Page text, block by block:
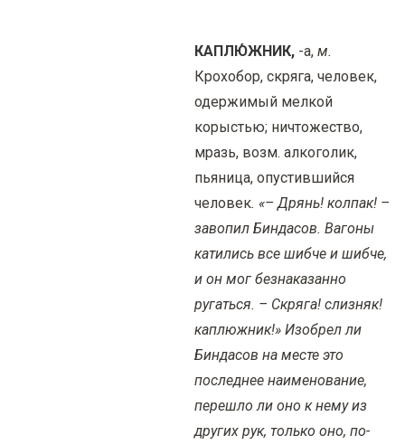
КАПЛЮ́ЖНИК, -а, м.
Крохобор, скряга, человек,
одержимый мелкой
корыстью; ничтожество,
мразь, возм. алкоголик,
пьяница, опустившийся
человек. «– Дрянь! колпак! –
завопил Биндасов. Вагоны
катились все шибче и шибче,
и он мог безнаказанно
ругаться. – Скряга! слизняк!
каплюжник!» Изобрел ли
Биндасов на месте это
последнее наименование,
перешло ли оно к нему из
других рук, только оно, по-